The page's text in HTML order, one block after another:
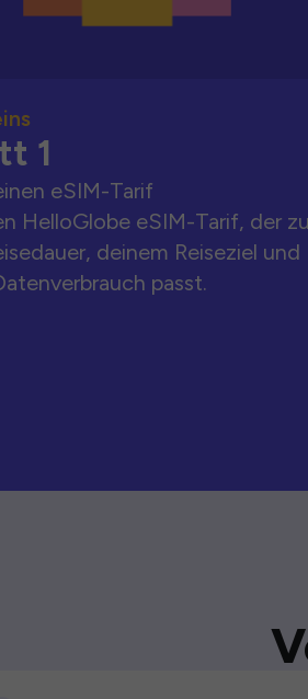
1
eSIM-Tarif
HelloGlobe eSIM-Tarif, der
deinem Reiseziel und
passt.